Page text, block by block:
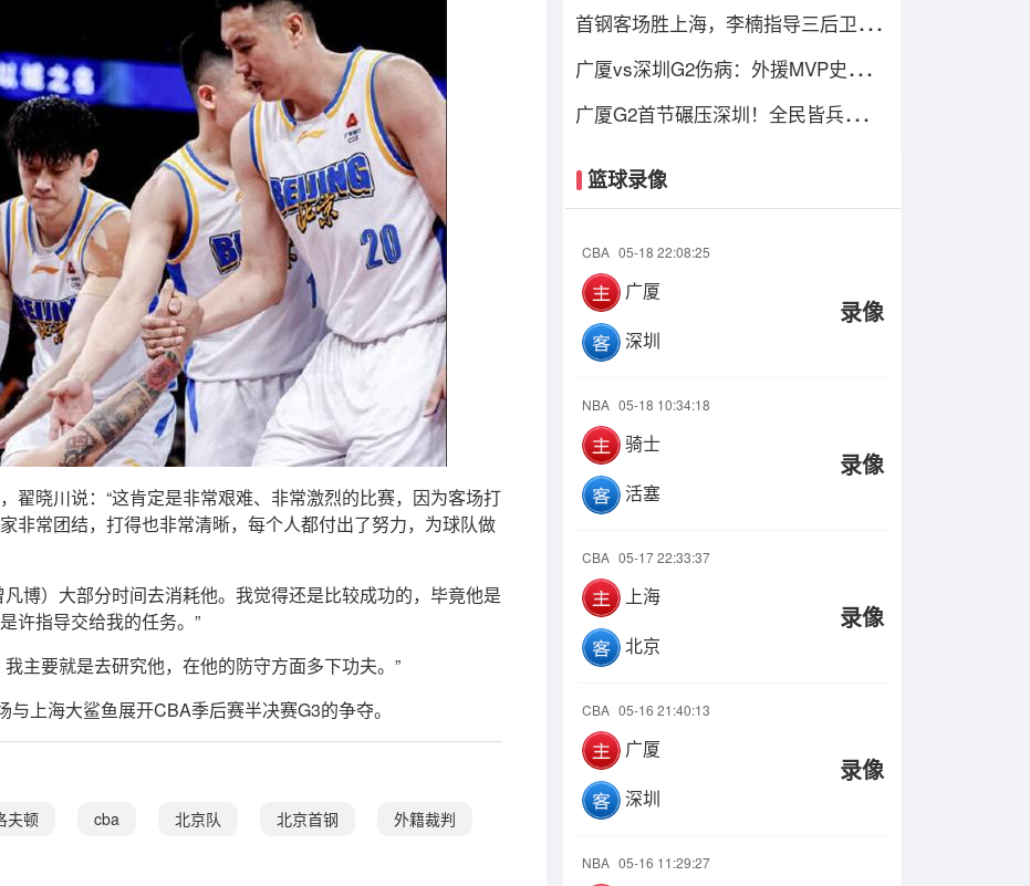
翟晓川说：“这肯定是非常艰难、非常激烈的比赛，因为客场打
非常团结，打得也非常清晰，每个人都付出了努力，为球队做
博）大部分时间去消耗他。我觉得还是比较成功的，毕竟他是
许指导交给我的任务。”
主要就是去研究他，在他的防守方面多下功夫。”
上海大鲨鱼展开CBA季后赛半决赛G3的争夺。
夫顿 cba 北京队 北京首钢 外籍裁判
首钢客场胜上海，李楠指导三后卫战
广厦vs深圳G2伤病：外援MVP史密斯
广厦G2首节碾压深圳！全民皆兵，史
篮球录像
CBA 05-18 22:08:25
广厦
深圳
录像
NBA 05-18 10:34:18
骑士
活塞
录像
CBA 05-17 22:33:37
上海
北京
录像
CBA 05-16 21:40:13
广厦
深圳
录像
NBA 05-16 11:29:27